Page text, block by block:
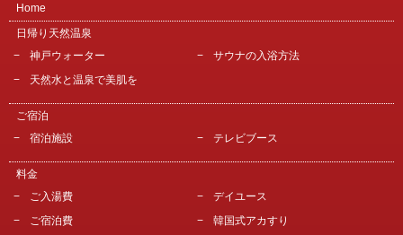
Home
日帰り天然温泉
神戸ウォーター
サウナの入浴方法
天然水と温泉で美肌を
ご宿泊
宿泊施設
テレビブース
料金
ご入湯費
デイユース
ご宿泊費
韓国式アカすり